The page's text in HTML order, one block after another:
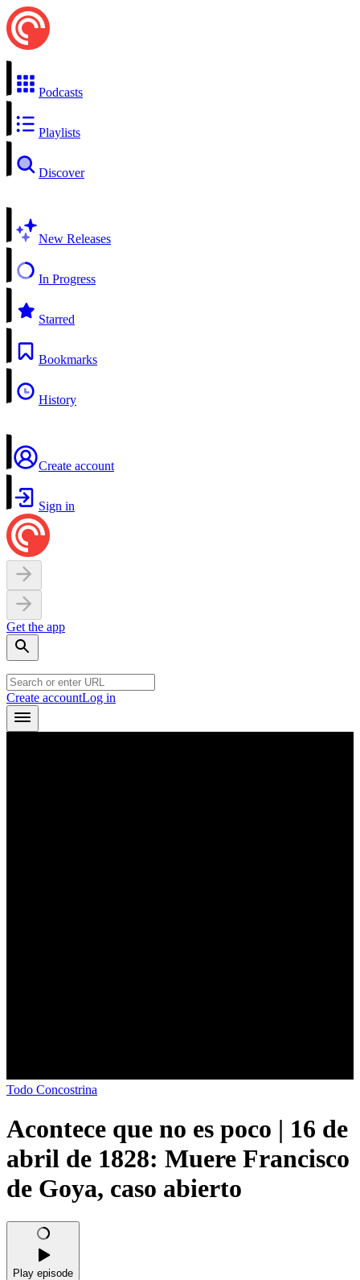
Podcasts
Playlists
Discover
New Releases
In Progress
Starred
Bookmarks
History
Create account
Sign in
Get the app
Create accountLog in
Todo Concostrina
Acontece que no es poco | 16 de
abril de 1828: Muere Francisco
de Goya, caso abierto
Play episode